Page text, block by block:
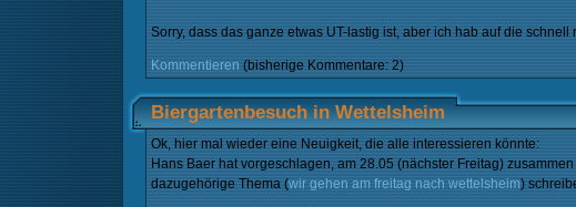
Sorry, dass das ganze etwas UT-lastig ist, aber ich hab auf die
Kommentieren (bisherige Kommentare: 2)
Biergartenbesuch in Wettelsheim
Ok, hier mal wieder eine Neuigkeit, die alle interessieren könnte:
Hans Baer hat vorgeschlagen, am 28.05 (nächster Freitag)
dazugehörige Thema (wir gehen am freitag nach wettelsheim)